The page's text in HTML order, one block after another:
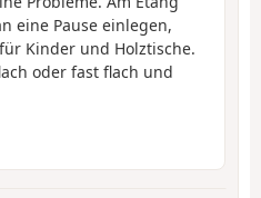
eine Pause einlegen,
Kinder und Holztische.
oder fast flach und